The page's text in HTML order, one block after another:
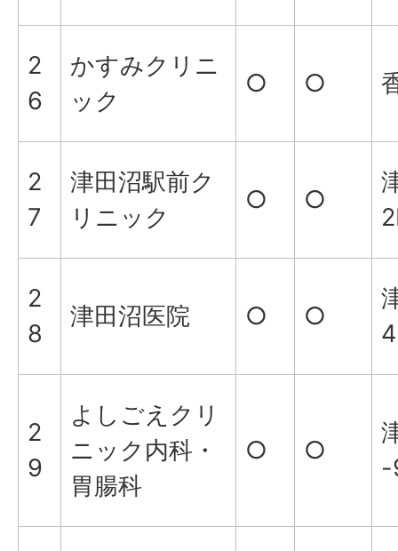
2
6
かすみクリニ
ック
○ ○
2
7
津田沼駅前ク
リニック
○ ○
2
8
津田沼医院 ○ ○
2
9
よしごえクリ
ニック内科・
胃腸科
○ ○
-